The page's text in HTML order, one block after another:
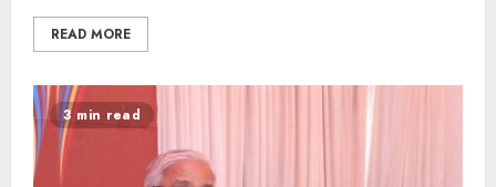
READ MORE
3 min read